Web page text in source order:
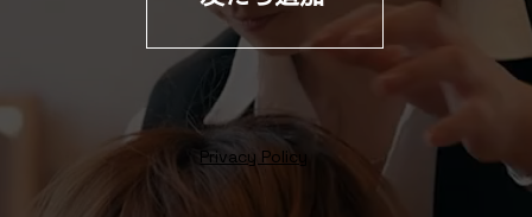
Privacy Policy